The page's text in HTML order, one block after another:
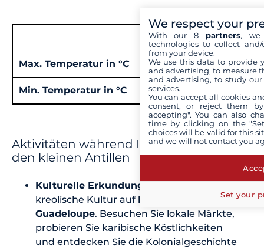
Jan Feb März April
Max. Temperatur in °C 28° 29° 29° 30°
Min. Temperatur in °C 21° 21°
Aktivitäten während Ihres Urlaubs auf
den kleinen Antillen
Kulturelle Erkundungen
kreolische Kultur auf Martinique
Guadeloupe. Besuchen Sie lokale Märkte,
probieren Sie karibische Köstlichkeiten
und entdecken Sie die Kolonialgeschichte
We respect your
With our 8 partners, we
technologies to collect
from your device.
We use this data to provide
and advertising, to measure
and advertising, to study
services.
You can accept all cookies
consent, or reject them
accepting". You can also
time by clicking on the
choices will be valid for this
and we will not contact you
Set your